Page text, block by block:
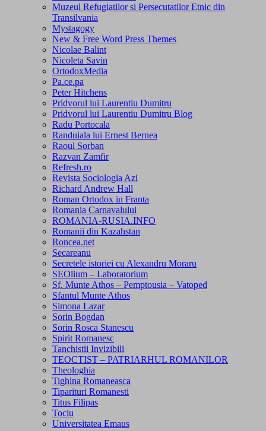
Muzeul Refugiatilor si Persecutatilor Etnic din
Transilvania
Mystagogy
New & Free Word Press Themes
Nicolae Balint
Nicoleta Savin
OrtodoxMedia
Pa.ce.pa
Peter Hitchens
Pridvorul lui Laurentiu Dumitru
Pridvorul lui Laurentiu Dumitru Blog
Radu Portocala
Randuiala lui Ernest Bernea
Raoul Sorban
Razvan Zamfir
Refresh.ro
Revista Sociologia Azi
Richard Andrew Hall
Roman Ortodox in Franta
Romania Carnavalului
ROMANIA-RUSIA.INFO
Romanii din Kazahstan
Roncea.net
Secareanu
Secretele istoriei cu Alexandru Moraru
SEOlium – Laboratorium
Sf. Munte Athos – Pemptousia – Vatoped
Sfantul Munte Athos
Simona Lazar
Sorin Bogdan
Sorin Rosca Stanescu
Spirit Romanesc
Tanchistii Invizibili
TEOCTIST – PATRIARHUL ROMANILOR
Theologhia
Tighina Romaneasca
Tiparituri Romanesti
Titus Filipas
Tociu
Universitatea Emaus